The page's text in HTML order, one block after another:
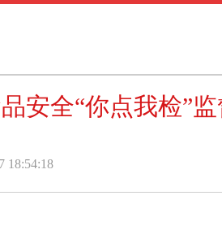
安全“你点我检”监
18:54:18